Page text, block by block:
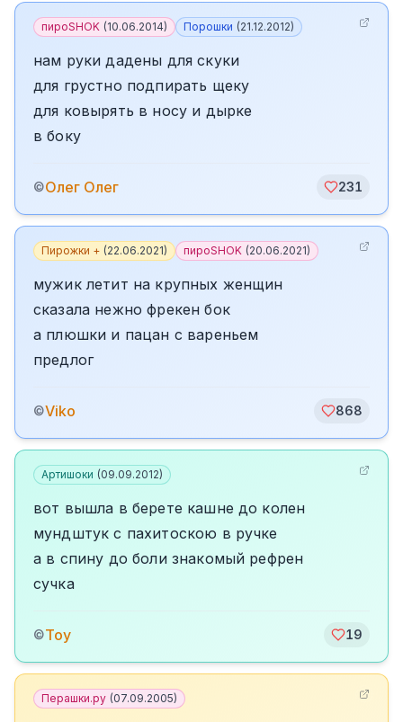
пироSHOK (10.06.2014) Порошки (21.12.2012)
нам руки дадены для скуки
для грустно подпирать щеку
для ковырять в носу и дырке
в боку
©Олег Олег 231
Пирожки + (22.06.2021) пироSHOK (20.06.2021)
мужик летит на крупных женщин
сказала нежно фрекен бок
а плюшки и пацан с вареньем
предлог
©Viko 868
Артишоки (09.09.2012)
вот вышла в берете кашне до колен
мундштук с пахитоскою в ручке
а в спину до боли знакомый рефрен
сучка
©Toy 19
Перашки.ру (07.09.2005)